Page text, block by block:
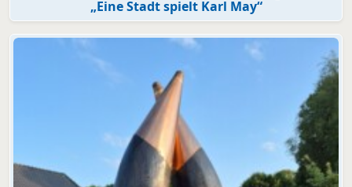
„Eine Stadt spielt Karl May“